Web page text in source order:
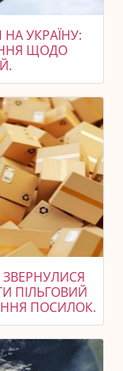
УКРАЇНУ:
ЩОДО
ЗВЕРНУЛИСЯ
ПІЛЬГОВИЙ
ПОСИЛОК.